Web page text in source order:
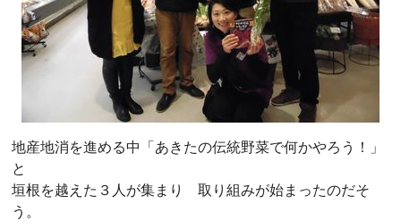
地産地消を進める中「あきたの伝統野菜で何かやろう！」
と
垣根を越えた３人が集まり 取り組みが始まったのだそ
う。